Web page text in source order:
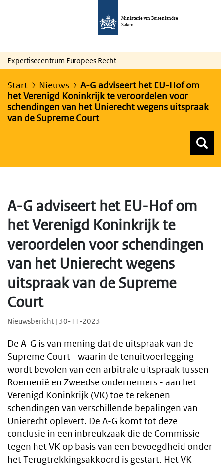
Ministerie van Buitenlandse
Zaken
Expertisecentrum Europees Recht
Start Nieuws
A-G adviseert het EU-Hof om
het Verenigd Koninkrijk te veroordelen voor
schendingen van het Unierecht wegens uitspraak
van de Supreme Court
A-G adviseert het EU-Hof om
het Verenigd Koninkrijk te
veroordelen voor schendingen
van het Unierecht wegens
uitspraak van de Supreme
Court
Nieuwsbericht | 30-11-2023
De A-G is van mening dat de uitspraak van de
Supreme Court - waarin de tenuitvoerlegging
wordt bevolen van een arbitrale uitspraak tussen
Roemenië en Zweedse ondernemers - aan het
Verenigd Koninkrijk (VK) toe te rekenen
schendingen van verschillende bepalingen van
Unierecht oplevert. De A-G komt tot deze
conclusie in een inbreukzaak die de Commissie
tegen het VK op basis van een bevoegdheid onder
het Terugtrekkingsakkoord is gestart. Het VK